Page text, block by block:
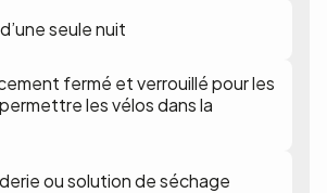
seule nuit
fermé et verrouillé pour les
les vélos dans la
ou solution de séchage